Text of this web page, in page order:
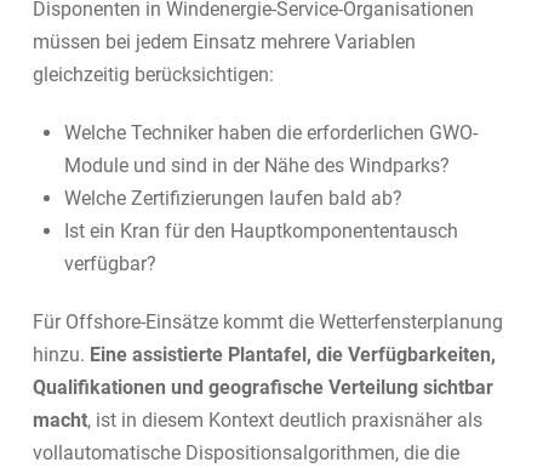
Disponenten in Windenergie-Service-Organisationen
müssen bei jedem Einsatz mehrere Variablen
gleichzeitig berücksichtigen:
Welche Techniker haben die erforderlichen GWO-
Module und sind in der Nähe des Windparks?
Welche Zertifizierungen laufen bald ab?
Ist ein Kran für den Hauptkomponententausch
verfügbar?
Für Offshore-Einsätze kommt die Wetterfensterplanung
hinzu. Eine assistierte Plantafel, die Verfügbarkeiten,
Qualifikationen und geografische Verteilung sichtbar
macht, ist in diesem Kontext deutlich praxisnäher als
vollautomatische Dispositionsalgorithmen, die die